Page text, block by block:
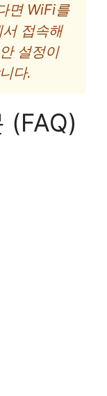
면 WiFi를
접속해
설정이
다.
(FAQ)